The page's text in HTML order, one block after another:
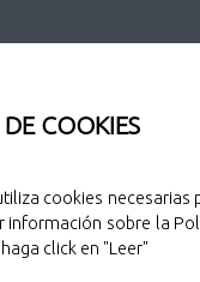
COOKIES
cookies
información sobre la
click en "Leer"
avanzada?